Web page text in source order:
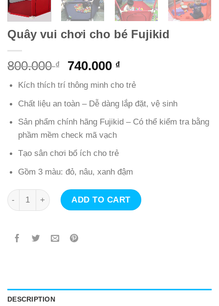
Quây vui chơi cho bé Fujikid
800.000₫ 740.000 ₫
Kích thích trí thông minh cho trẻ
Chất liệu an toàn – Dễ dàng lắp đặt, vệ sinh
Sản phẩm chính hãng Fujikid – Có thể kiểm tra bằng
phầm mềm check mã vạch
Tạo sân chơi bổ ích cho trẻ
Gồm 3 màu: đỏ, nâu, xanh đậm
Quây vui chơi cho bé Fujikid quantity
ADD TO CART
DESCRIPTION